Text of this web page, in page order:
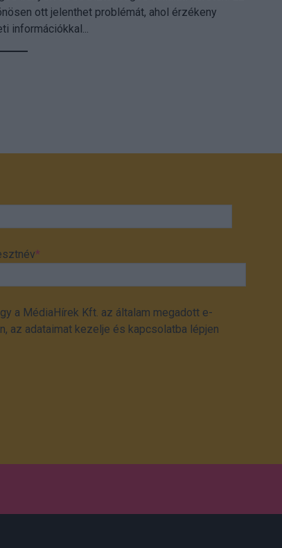
ott jelenthet problémát, ahol érzékeny
információkkal...
*
a MédiaHírek Kft. az általam megadott e-
az adataimat kezelje és kapcsolatba lépjen